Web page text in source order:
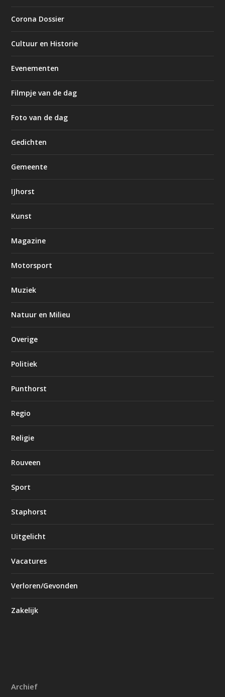
Corona Dossier
Cultuur en Historie
Evenementen
Filmpje van de dag
Foto van de dag
Gedichten
Gemeente
IJhorst
Kunst
Magazine
Motorsport
Muziek
Natuur en Milieu
Overige
Politiek
Punthorst
Regio
Religie
Rouveen
Sport
Staphorst
Uitgelicht
Vacatures
Verloren/Gevonden
Zakelijk
Archief